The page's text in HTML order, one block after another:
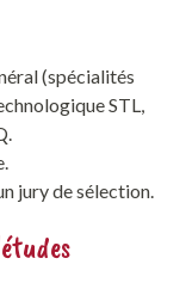
(spécialités
STL,
jury de sélection.